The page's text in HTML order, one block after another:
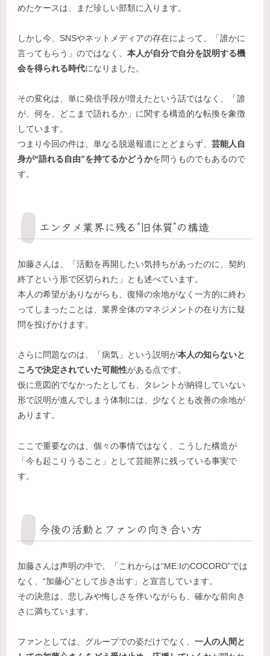
めたケースは、まだ珍しい部類に入ります。
しかし今、SNSやネットメディアの存在によって、「誰かに
言ってもらう」のではなく、 本人が自分で自分を説明する機
会を得られる時代になりました。
その変化は、単に発信手段が増えたという話ではなく、「誰
が、何を、どこまで語れるか」に関する構造的な転換を象徴
しています。
つまり今回の件は、単なる脱退報道にとどまらず、 芸能人自
身が“語れる自由”を持てるかどうかを問うものでもあるので
す。
エンタメ業界に残る“旧体質”の構造
加藤さんは、「活動を再開したい気持ちがあったのに、契約
終了という形で区切られた」とも述べています。
本人の希望がありながらも、復帰の余地がなく一方的に終わ
ってしまったことは、業界全体のマネジメントの在り方に疑
問を投げかけます。
さらに問題なのは、「病気」という説明が本人の知らないと
ころで決定されていた可能性がある点です。
仮に意図的でなかったとしても、タレントが納得していない
形で説明が進んでしまう体制には、少なくとも改善の余地が
あります。
ここで重要なのは、個々の事情ではなく、こうした構造が
「今も起こりうること」として芸能界に残っている事実で
す。
今後の活動とファンの向き合い方
加藤さんは声明の中で、「これからは“ME:IのCOCORO”では
なく、“加藤心”として歩き出す」と宣言しています。
その決意は、悲しみや悔しさを伴いながらも、確かな前向き
さに満ちています。
ファンとしては、グループでの姿だけでなく、 一人の人間と